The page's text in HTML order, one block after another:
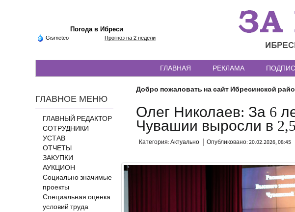
Погода в Ибреси
Gismeteo Прогноз на 2 недели
ГЛАВНАЯ РЕКЛАМА
ГЛАВНОЕ МЕНЮ
ГЛАВНЫЙ РЕДАКТОР
СОТРУДНИКИ
УСТАВ
ОТЧЕТЫ
ЗАКУПКИ
АУКЦИОН
Социально значимые
проекты
Специальная оценка
условий труда
Добро пожаловать на сайт Ибресинской
Олег Николаев: За 6
Чувашии выросли в
Категория:Актуально Опубликовано: 20.02.2026, 08:45